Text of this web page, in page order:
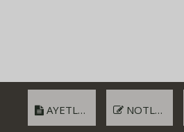
AYETLER NOTLAR